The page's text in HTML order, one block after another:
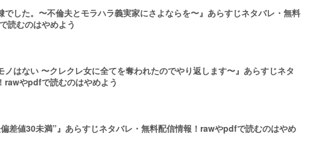
でした。〜不倫夫とモラハラ義実家にさよならを〜』あらすじネタバレ・無料
読むのはやめよう
ノはない 〜クレクレ女に全てを奪われたのでやり返します〜』あらすじネタ
rawやpdfで読むのはやめよう
差値30未満”』あらすじネタバレ・無料配信情報！rawやpdfで読むのはやめ